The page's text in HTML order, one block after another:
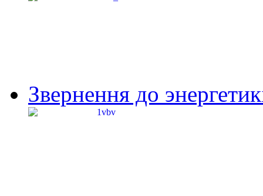
Звернення до